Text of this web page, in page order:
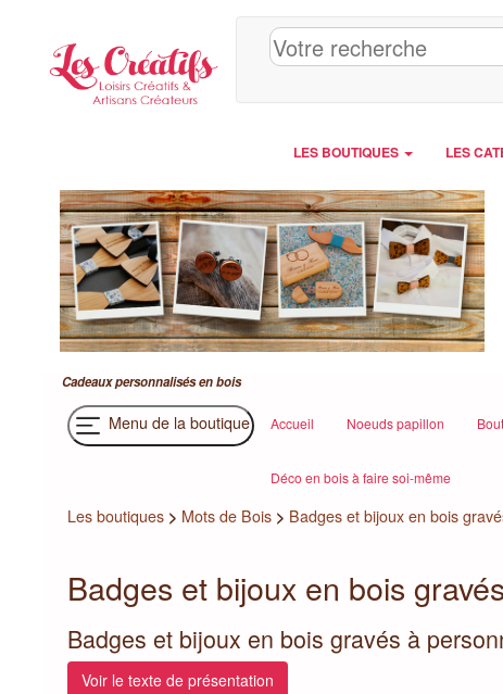
LES BOUTIQUES LES
Cadeaux personnalisés en bois
Menu de la boutique Accueil Noeuds papillon
Déco en bois à faire soi-même
Les boutiques > Mots de Bois > Badges et bijoux en bois
Badges et bijoux en bois gravés
Badges et bijoux en bois gravés à
Voir le texte de présentation